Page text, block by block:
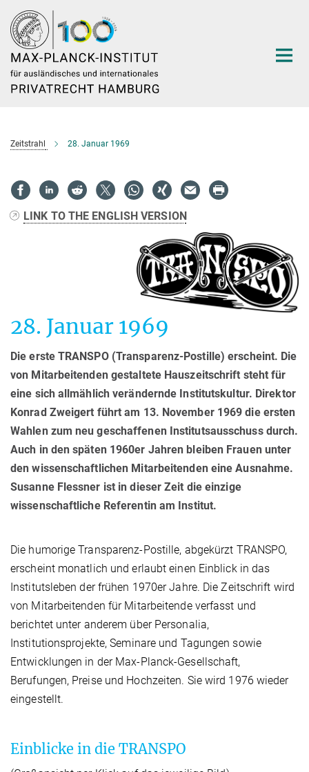
Hauptinhalt
Zeitstrahl 28. Januar 1969
LINK TO THE ENGLISH VERSION
28. Januar 1969
Die erste TRANSPO (Transparenz-Postille) erscheint. Die
von Mitarbeitenden gestaltete Hauszeitschrift steht für
eine sich allmählich verändernde Institutskultur. Direktor
Konrad Zweigert führt am 13. November 1969 die ersten
Wahlen zum neu geschaffenen Institutsausschuss durch.
Auch in den späten 1960er Jahren bleiben Frauen unter
den wissenschaftlichen Mitarbeitenden eine Ausnahme.
Susanne Flessner ist in dieser Zeit die einzige
wissenschaftliche Referentin am Institut.
Die humorige Transparenz-Postille, abgekürzt TRANSPO,
erscheint monatlich und erlaubt einen Einblick in das
Institutsleben der frühen 1970er Jahre. Die Zeitschrift wird
von Mitarbeitenden für Mitarbeitende verfasst und
berichtet unter anderem über Personalia,
Institutionsprojekte, Seminare und Tagungen sowie
Entwicklungen in der Max-Planck-Gesellschaft,
Berufungen, Preise und Hochzeiten. Sie wird 1976 wieder
eingestellt.
Einblicke in die TRANSPO